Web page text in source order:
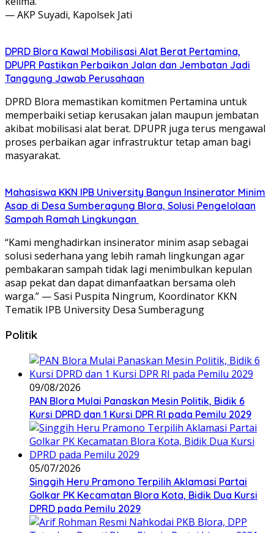
— AKP Suyadi, Kapolsek Jati
DPRD Blora Kawal Mobilisasi Alat Berat Pertamina,
DPUPR Pastikan Perbaikan Jalan dan Jembatan Jadi
Tanggung Jawab Perusahaan
DPRD Blora memastikan komitmen Pertamina untuk
memperbaiki setiap kerusakan jalan maupun jembatan
akibat mobilisasi alat berat. DPUPR juga terus mengawal
proses perbaikan agar infrastruktur tetap aman bagi
masyarakat.
Mahasiswa KKN IPB University Bangun Insinerator Minim
Asap di Desa Sumberagung Blora, Solusi Pengelolaan
Sampah Ramah Lingkungan ‎
“Kami menghadirkan insinerator minim asap sebagai
solusi sederhana yang lebih ramah lingkungan agar
pembakaran sampah tidak lagi menimbulkan kepulan
asap pekat dan dapat dimanfaatkan bersama oleh
warga.” — Sasi Puspita Ningrum, Koordinator KKN
Tematik IPB University Desa Sumberagung
Politik
09/08/2026
‎PAN Blora Mulai Panaskan Mesin Politik, Bidik 6
Kursi DPRD dan 1 Kursi DPR RI pada Pemilu 2029
05/07/2026
Singgih Heru Pramono Terpilih Aklamasi Partai
Golkar PK Kecamatan Blora Kota, Bidik Dua Kursi
DPRD pada Pemilu 2029